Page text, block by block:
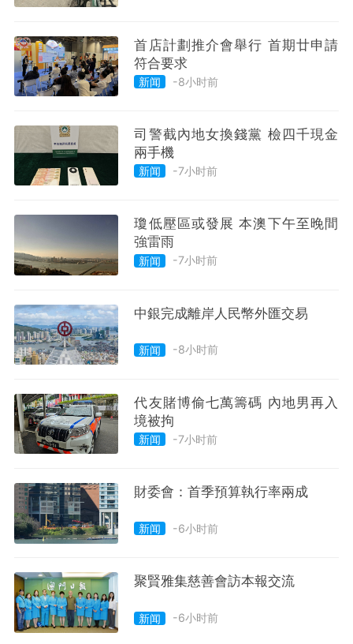
首店計劃推介會舉行 首期廿申請
符合要求
新闻 -8小时前
司警截內地女換錢黨 檢四千現金
兩手機
新闻 -7小时前
瓊低壓區或發展 本澳下午至晚間
強雷雨
新闻 -7小时前
中銀完成離岸人民幣外匯交易
新闻 -8小时前
代友賭博偷七萬籌碼 內地男再入
境被拘
新闻 -7小时前
財委會：首季預算執行率兩成
新闻 -6小时前
聚賢雅集慈善會訪本報交流
新闻 -6小时前